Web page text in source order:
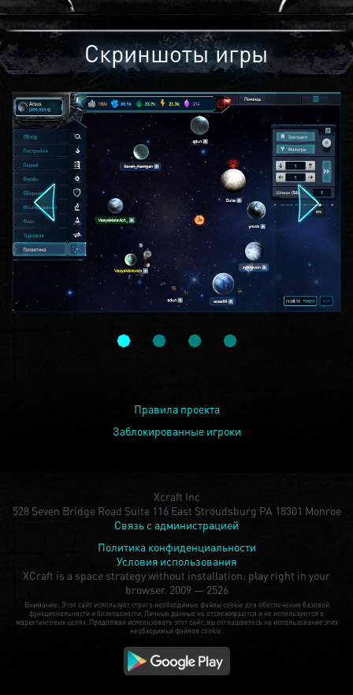
Скриншоты игры
Правила проекта
Заблокированные игроки
Xcraft Inc
528 Seven Bridge Road Suite 116 East Stroudsburg PA 18301 Monroe
Связь с администрацией
Политика конфиденциальности
Условия использования
XCraft is a space strategy without installation: play right in your
browser. 2009 — 2526
Внимание: Этот сайт использует строго необходимые файлы cookie для обеспечения базовой
функциональности и безопасности. Личные данные не отслеживаются и не используются в
маркетинговых целях. Продолжая использовать этот сайт, вы соглашаетесь на использование этих
необходимых файлов cookie.